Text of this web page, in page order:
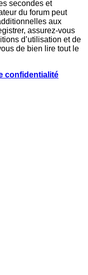
secondes et
du forum peut
aux
assurez-vous
d’utilisation et de
de bien lire tout le
confidentialité